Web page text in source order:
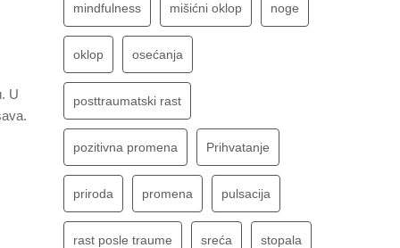
U
mindfulness mišićni oklop noge
oklop osećanja
posttraumatski rast
pozitivna promena Prihvatanje
priroda promena pulsacija
rast posle traume sreća stopala